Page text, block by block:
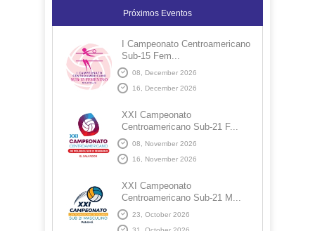
Próximos Eventos
I Campeonato Centroamericano
Sub-15 Fem...
08, December 2026
16, December 2026
XXI Campeonato
Centroamericano Sub-21 F...
08, November 2026
16, November 2026
XXI Campeonato
Centroamericano Sub-21 M...
23, October 2026